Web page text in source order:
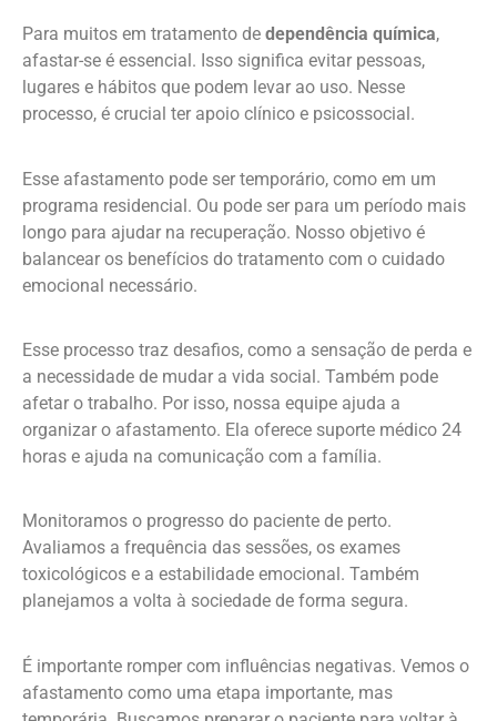
Para muitos em tratamento de dependência química,
afastar-se é essencial. Isso significa evitar pessoas,
lugares e hábitos que podem levar ao uso. Nesse
processo, é crucial ter apoio clínico e psicossocial.
Esse afastamento pode ser temporário, como em um
programa residencial. Ou pode ser para um período mais
longo para ajudar na recuperação. Nosso objetivo é
balancear os benefícios do tratamento com o cuidado
emocional necessário.
Esse processo traz desafios, como a sensação de perda e
a necessidade de mudar a vida social. Também pode
afetar o trabalho. Por isso, nossa equipe ajuda a
organizar o afastamento. Ela oferece suporte médico 24
horas e ajuda na comunicação com a família.
Monitoramos o progresso do paciente de perto.
Avaliamos a frequência das sessões, os exames
toxicológicos e a estabilidade emocional. Também
planejamos a volta à sociedade de forma segura.
É importante romper com influências negativas. Vemos o
afastamento como uma etapa importante, mas